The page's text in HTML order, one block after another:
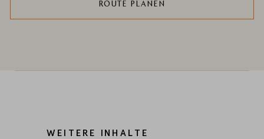
ROUTE PLANEN
WEITERE INHALTE